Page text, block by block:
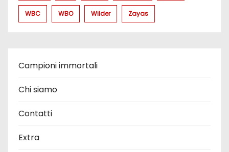
WBC WBO Wilder Zayas
Campioni immortali
Chi siamo
Contatti
Extra